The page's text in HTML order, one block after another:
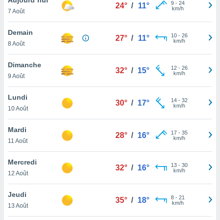
et
»,
au
vous
qu'ils
ou
le
ainsi
un
la
du
7 Août
24° / 11° 9- 24
km/h
Demain
8 Août
27° / 11° 10- 26
km/h
Dimanche
9 Août
32° / 15° 12- 26
km/h
Lundi
10 Août
30° / 17° 14- 32
km/h
Mardi
11 Août
28° / 16° 17- 35
km/h
Mercredi
12 Août
32° / 16° 13- 30
km/h
Jeudi
13 Août
35° / 18° 8- 21
km/h